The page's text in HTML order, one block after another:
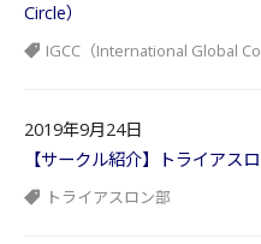
Circle）
IGCC（International Global
2019年9月24日
【サークル紹介】トライアス
トライアスロン部